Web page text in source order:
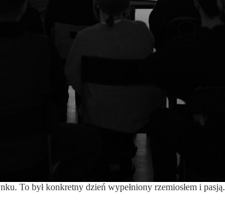
To był konkretny dzień wypełniony rzemiosłem i pasją.